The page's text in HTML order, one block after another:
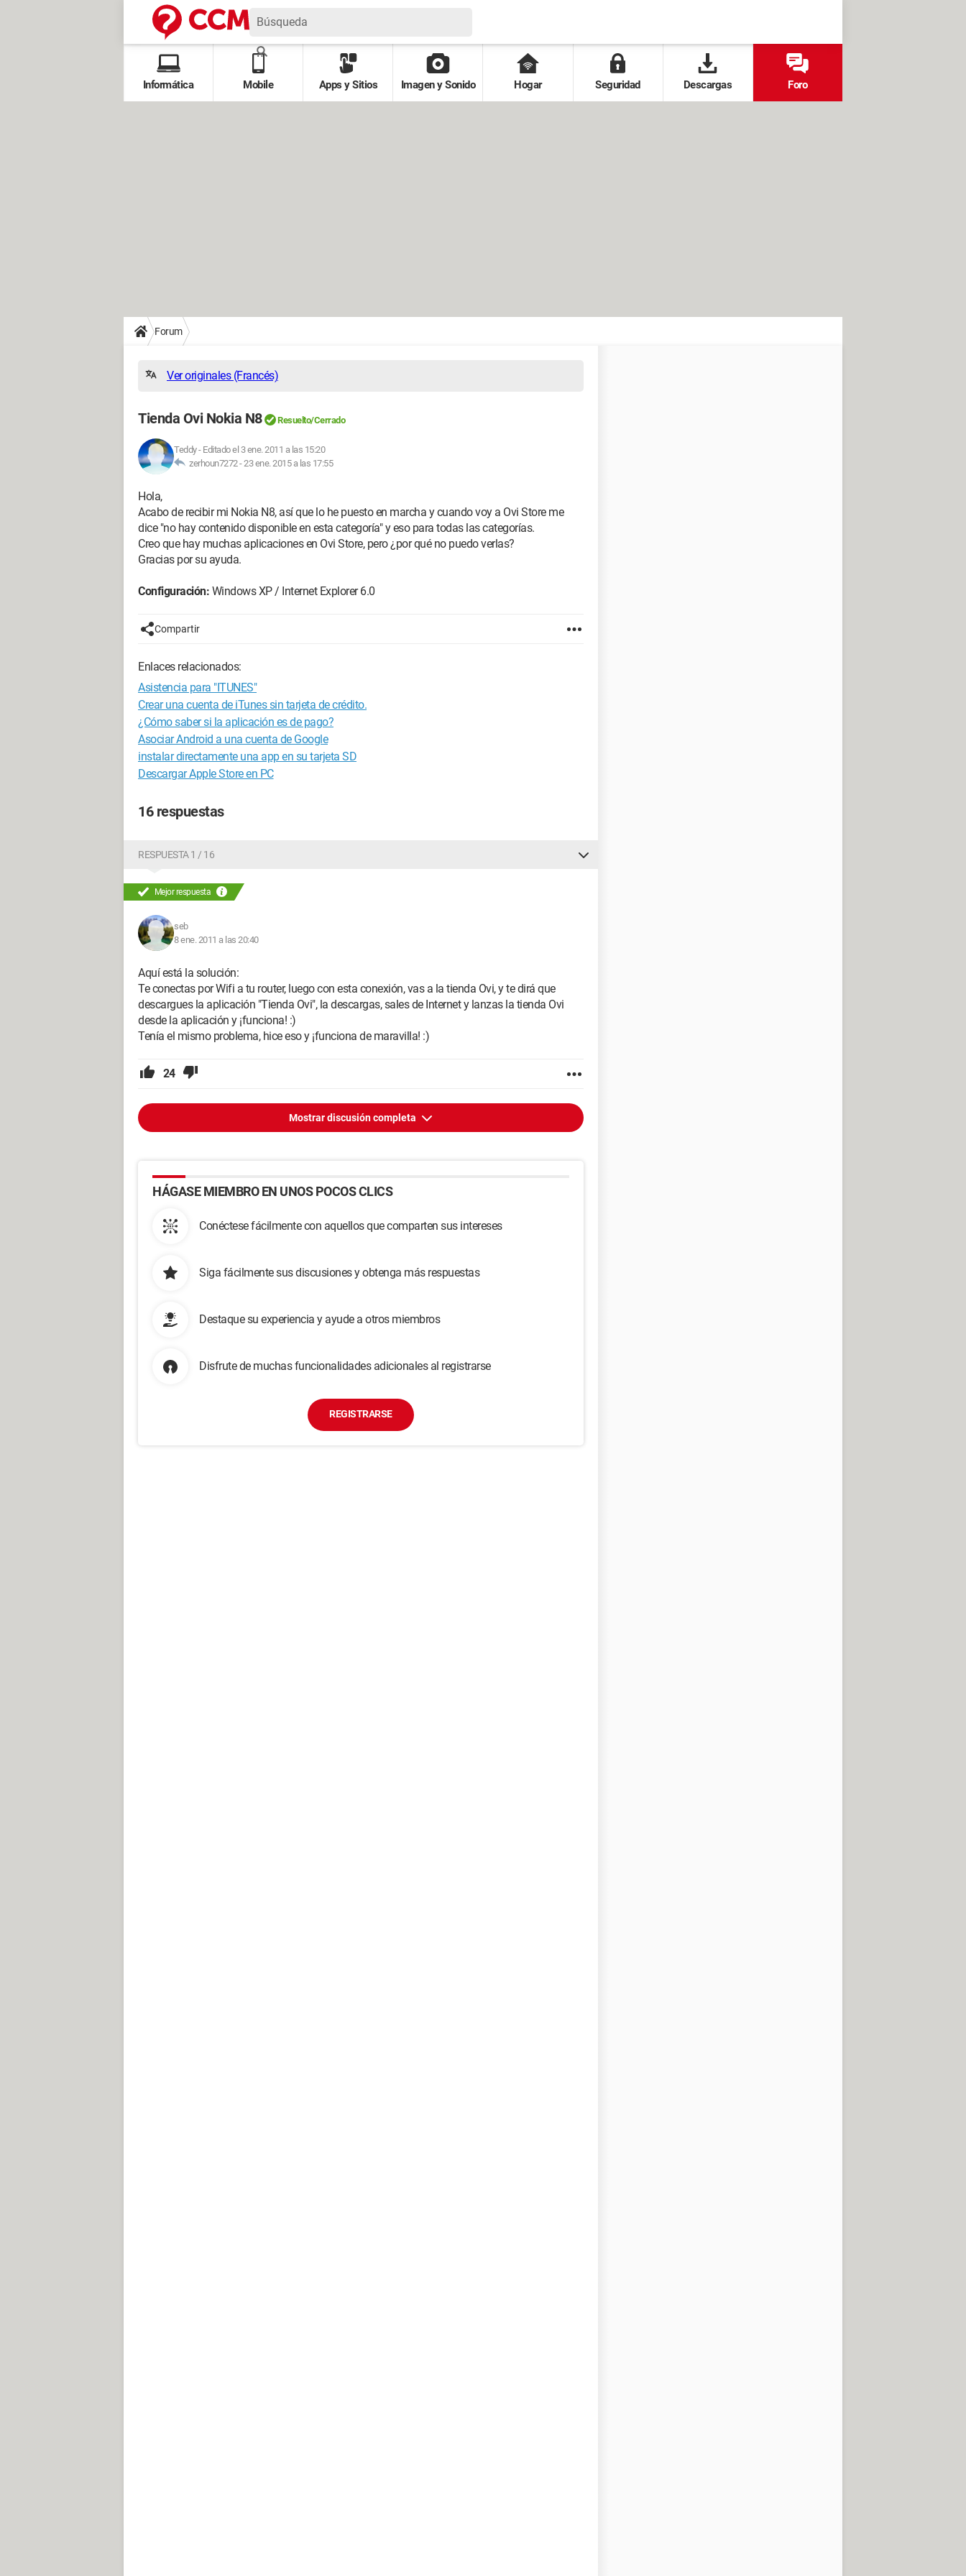
Informática Mobile Apps y Sitios Imagen y Sonido Hogar Seguridad Descargas Foro
Forum
Ver originales (Francés)
Tienda Ovi Nokia N8 Resuelto/Cerrado
Teddy- Editado el 3 ene. 2011 a las 15:20
zerhoun7272 -23 ene. 2015 a las 17:55
Hola,
Acabo de recibir mi Nokia N8, así que lo he puesto en marcha y cuando voy a Ovi Store me
dice "no hay contenido disponible en esta categoría" y eso para todas las categorías.
Creo que hay muchas aplicaciones en Ovi Store, pero ¿por qué no puedo verlas?
Gracias por su ayuda.
Configuración: Windows XP / Internet Explorer 6.0
Compartir
Enlaces relacionados:
Asistencia para "ITUNES"
Crear una cuenta de iTunes sin tarjeta de crédito.
¿Cómo saber si la aplicación es de pago?
Asociar Android a una cuenta de Google
instalar directamente una app en su tarjeta SD
Descargar Apple Store en PC
16 respuestas
RESPUESTA 1 / 16
Mejor respuesta
seb
8 ene. 2011 a las 20:40
Aquí está la solución:
Te conectas por Wifi a tu router, luego con esta conexión, vas a la tienda Ovi, y te dirá que
descargues la aplicación "Tienda Ovi", la descargas, sales de Internet y lanzas la tienda Ovi
desde la aplicación y ¡funciona! :)
Tenía el mismo problema, hice eso y ¡funciona de maravilla! :)
24
Mostrar discusión completa
HÁGASE MIEMBRO EN UNOS POCOS CLICS
Conéctese fácilmente con aquellos que comparten sus intereses
Siga fácilmente sus discusiones y obtenga más respuestas
Destaque su experiencia y ayude a otros miembros
Disfrute de muchas funcionalidades adicionales al registrarse
REGISTRARSE